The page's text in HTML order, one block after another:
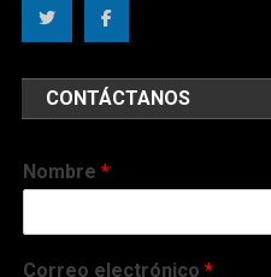
CONTÁCTANOS
Nombre*
Correo electrónico*